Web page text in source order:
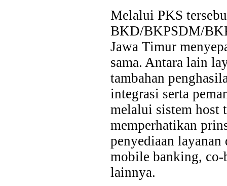
Melalui PKS
BKD/BKPSDM/
Jawa Timur
sama. Antara lain
tambahan
integrasi serta
melalui sistem host
memperhatikan
penyediaan
mobile banking,
lainnya.